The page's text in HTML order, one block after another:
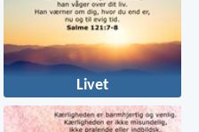
Livet